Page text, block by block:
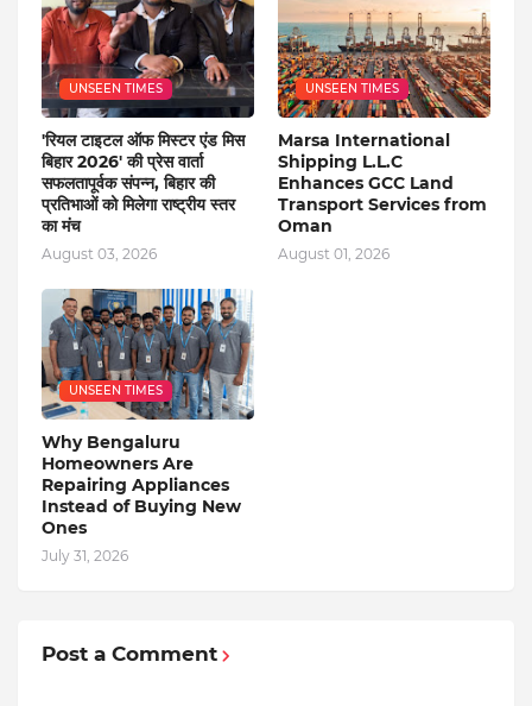
UNSEEN TIMES
'रियल टाइटल ऑफ मिस्टर एंड मिस
बिहार 2026' की प्रेस वार्ता
सफलतापूर्वक संपन्न, बिहार की
प्रतिभाओं को मिलेगा राष्ट्रीय स्तर
का मंच
August 03, 2026
UNSEEN TIMES
Marsa International
Shipping L.L.C
Enhances GCC Land
Transport Services from
Oman
August 01, 2026
UNSEEN TIMES
Why Bengaluru
Homeowners Are
Repairing Appliances
Instead of Buying New
Ones
July 31, 2026
Post a Comment